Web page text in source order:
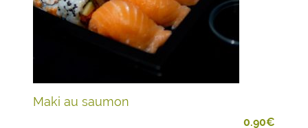
Maki au saumon
0.90€